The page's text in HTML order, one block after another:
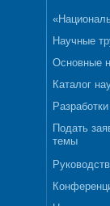
Научные
Основные
Каталог
Подать
темы